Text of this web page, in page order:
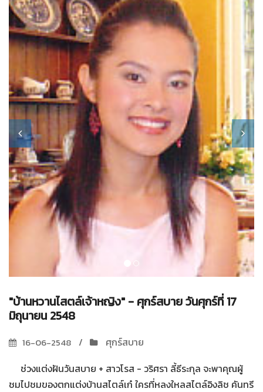
"บ้านหวานไสตล์เจ้าหญิง" - ศุกร์สบาย วันศุกร์ที่ 17
มิถุนายน 2548
16-06-2548
ศุกร์สบาย
ช่วงแต่งฝันวันสบาย + สาวโรส - วริศรา ลี้ธีระกุล จะพาคุณผู้
ชมไปชมของตกแต่งบ้านสไตล์เก๋ ใครที่หลงใหลสไตล์อิงลิช คันทรี